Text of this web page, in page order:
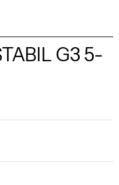
G3 5-